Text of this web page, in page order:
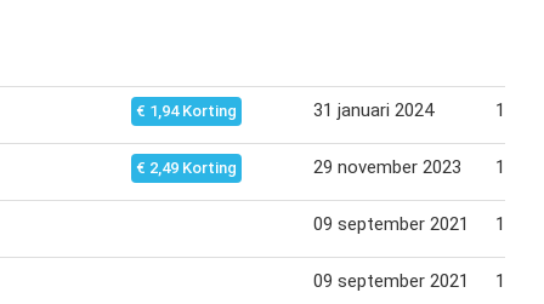
€ 1,94 Korting 31 januari 2024 13
€ 2,49 Korting 29 november 2023 12
09 september 2021 16
09 september 2021 16